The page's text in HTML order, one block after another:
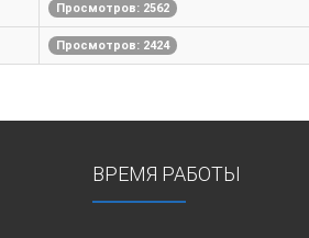
Просмотров: 2562
Просмотров: 2424
ВРЕМЯ РАБОТЫ